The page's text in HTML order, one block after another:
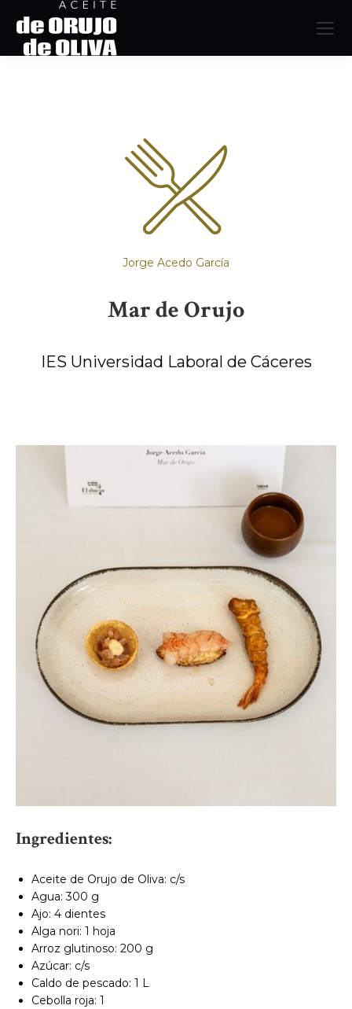
Jorge Acedo García
Mar de Orujo
IES Universidad Laboral de Cáceres
Ingredientes:
Aceite de Orujo de Oliva: c/s
Agua: 300 g
Ajo: 4 dientes
Alga nori: 1 hoja
Arroz glutinoso: 200 g
Azúcar: c/s
Caldo de pescado: 1 L
Cebolla roja: 1